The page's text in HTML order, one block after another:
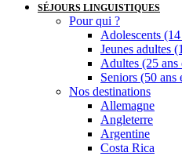
SÉJOURS LINGUISTIQUES
Pour qui ?
Adolescents
Jeunes adultes
Adultes (25 ans
Seniors (50 ans
Nos destinations
Allemagne
Angleterre
Argentine
Costa Rica